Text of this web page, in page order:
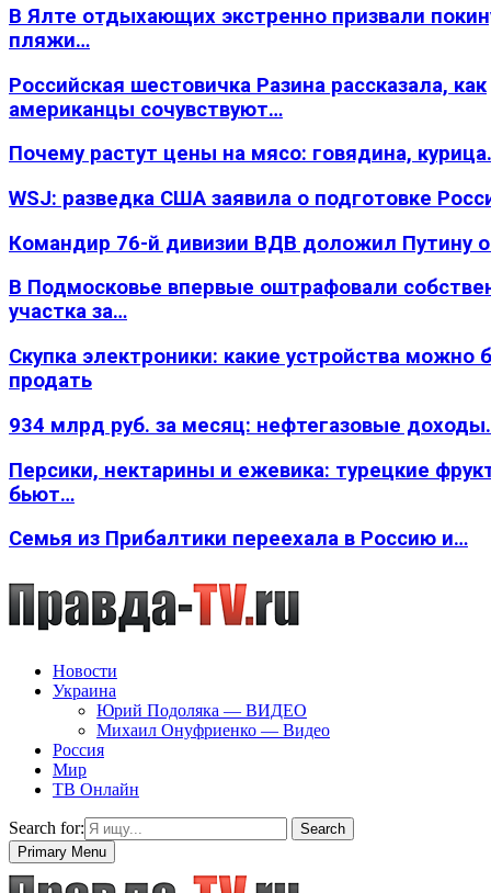
В Ялте отдыхающих экстренно призвали
пляжи…
Российская шестовичка Разина рассказала, как
американцы сочувствуют…
Почему растут цены на мясо: говядина,
WSJ: разведка США заявила о подготовке
Командир 76-й дивизии ВДВ доложил Путину
В Подмосковье впервые оштрафовали
участка за…
Скупка электроники: какие устройства можно
продать
934 млрд руб. за месяц: нефтегазовые
Персики, нектарины и ежевика: турецкие
бьют…
Семья из Прибалтики переехала в Россию и…
Новости
Украина
Юрий Подоляка — ВИДЕО
Михаил Онуфриенко — Видео
Россия
Мир
ТВ Онлайн
Search for:
Search
Primary Menu